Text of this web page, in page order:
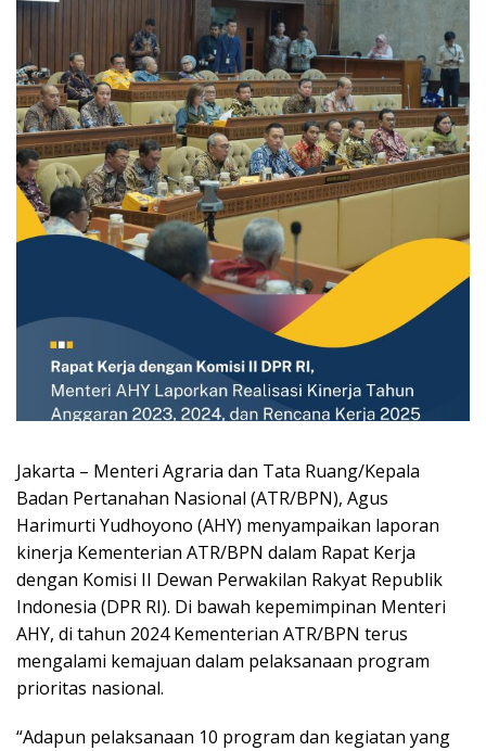
Jakarta – Menteri Agraria dan Tata Ruang/Kepala
Badan Pertanahan Nasional (ATR/BPN), Agus
Harimurti Yudhoyono (AHY) menyampaikan laporan
kinerja Kementerian ATR/BPN dalam Rapat Kerja
dengan Komisi II Dewan Perwakilan Rakyat Republik
Indonesia (DPR RI). Di bawah kepemimpinan Menteri
AHY, di tahun 2024 Kementerian ATR/BPN terus
mengalami kemajuan dalam pelaksanaan program
prioritas nasional.
“Adapun pelaksanaan 10 program dan kegiatan yang